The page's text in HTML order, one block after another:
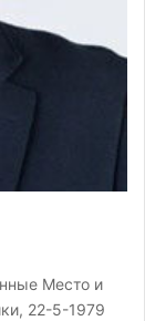
Место и
22-5-1979